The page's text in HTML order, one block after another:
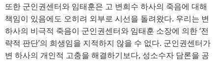
또한 군인권센터와 임태훈은 고 변희수 하사의 죽음에 대해
책임이 있음에도 오히려 외부로 시선을 돌려왔다. 우리는 변
하사의 비극적 죽음이 군인권센터와 임태훈 소장에 의한‘전
략적 판단’의 희생임을 지적하지 않을 수 없다. 군인권센터가
변 하사의 개인적 고충을 해결하기보다, 성소수자 담론을 공